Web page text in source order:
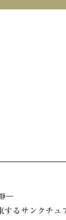
―
するサンクチュ